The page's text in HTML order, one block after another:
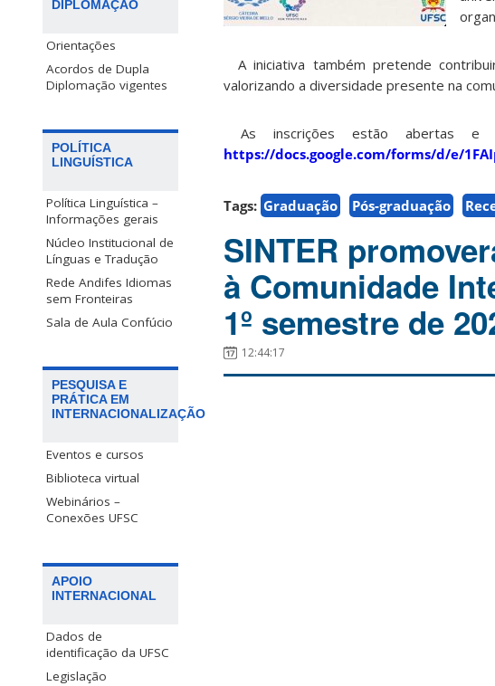
DIPLOMAÇÃO
Orientações
Acordos de Dupla
Diplomação vigentes
POLÍTICA
LINGUÍSTICA
Política Linguística –
Informações gerais
Núcleo Institucional de
Línguas e Tradução
Rede Andifes Idiomas
sem Fronteiras
Sala de Aula Confúcio
PESQUISA E
PRÁTICA EM
INTERNACIONALIZAÇÃO
Eventos e cursos
Biblioteca virtual
Webinários –
Conexões UFSC
APOIO
INTERNACIONAL
Dados de
identificação da UFSC
Legislação
A iniciativa também pretende
valorizando a diversidade presente na
As inscrições estão abertas e
https://docs.google.com/forms/d/e/
Tags: Graduação Pós-graduação
SINTER
à Comunidade
1º semestre de
12:44:17